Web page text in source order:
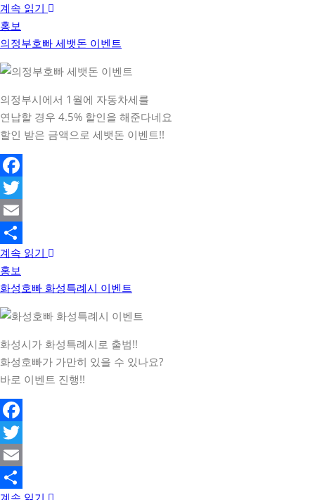
Share
계속 읽기
홍보
의정부호빠 세뱃돈 이벤트
의정부시에서 1월에 자동차세를
연납할 경우 4.5% 할인을 해준다네요
할인 받은 금액으로 세뱃돈 이벤트!!
Facebook
Twitter
Email
Share
계속 읽기
홍보
화성호빠 화성특례시 이벤트
화성시가 화성특례시로 출범!!
화성호빠가 가만히 있을 수 있나요?
바로 이벤트 진행!!
Facebook
Twitter
Email